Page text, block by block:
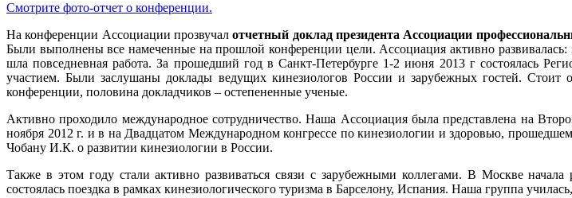
Смотрите фото-отчет о конференции.
На конференции Ассоциации прозвучалотчетный доклад президента Ассоциации
Были выполнены все намеченные на прошлой конференции цели. Ассоциация активно
шла повседневная работа. За прошедший год в Санкт-Петербурге 1-2 июня 2013 г состоялась
участием. Были заслушаны доклады ведущих кинезиологов России и зарубежных гостей. Стоит
конференции, половина докладчиков – остепененные ученые.
Активно проходило международное сотрудничество. Наша Ассоциация была представлена на
ноября 2012 г. и в на Двадцатом Международном конгрессе по кинезиологии и здоровью,
Чобану И.К. о развитии кинезиологии в России.
Также в этом году стали активно развиваться связи с зарубежными коллегами. В Москве
состоялась поездка в рамках кинезиологического туризма в Барселону, Испания. Наша группа